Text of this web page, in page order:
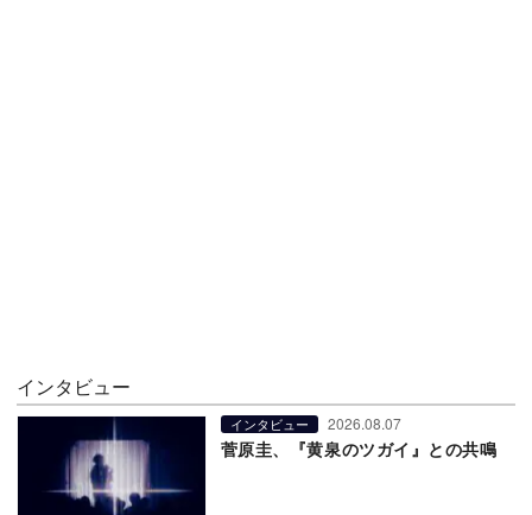
インタビュー
インタビュー 2026.08.07
菅原圭、『黄泉のツガイ』との共鳴